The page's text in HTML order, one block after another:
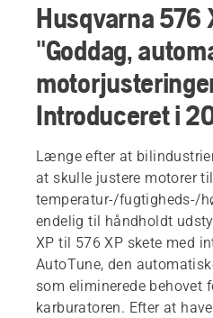
Husqvarna 576
"Goddag,
Introduceret i
Længe efter at
at skulle justere motorer
temperatur-/fugtigheds-/
endelig til håndholdt
XP til 576 XP skete med
AutoTune, den
som eliminerede behovet
karburatoren. Efter at